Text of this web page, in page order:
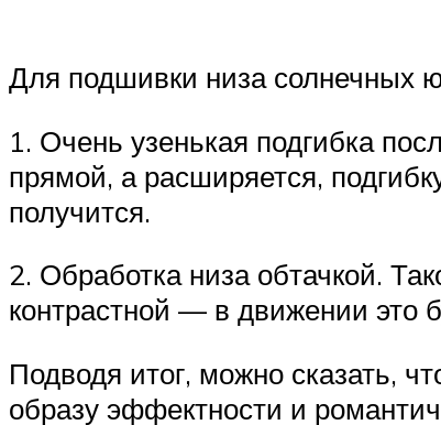
Для подшивки низа солнечных
1. Очень узенькая подгибка
прямой, а расширяется,
получится.
2. Обработка низа обтачкой.
контрастной — в движении это
Подводя итог, можно сказать,
образу эффектности и